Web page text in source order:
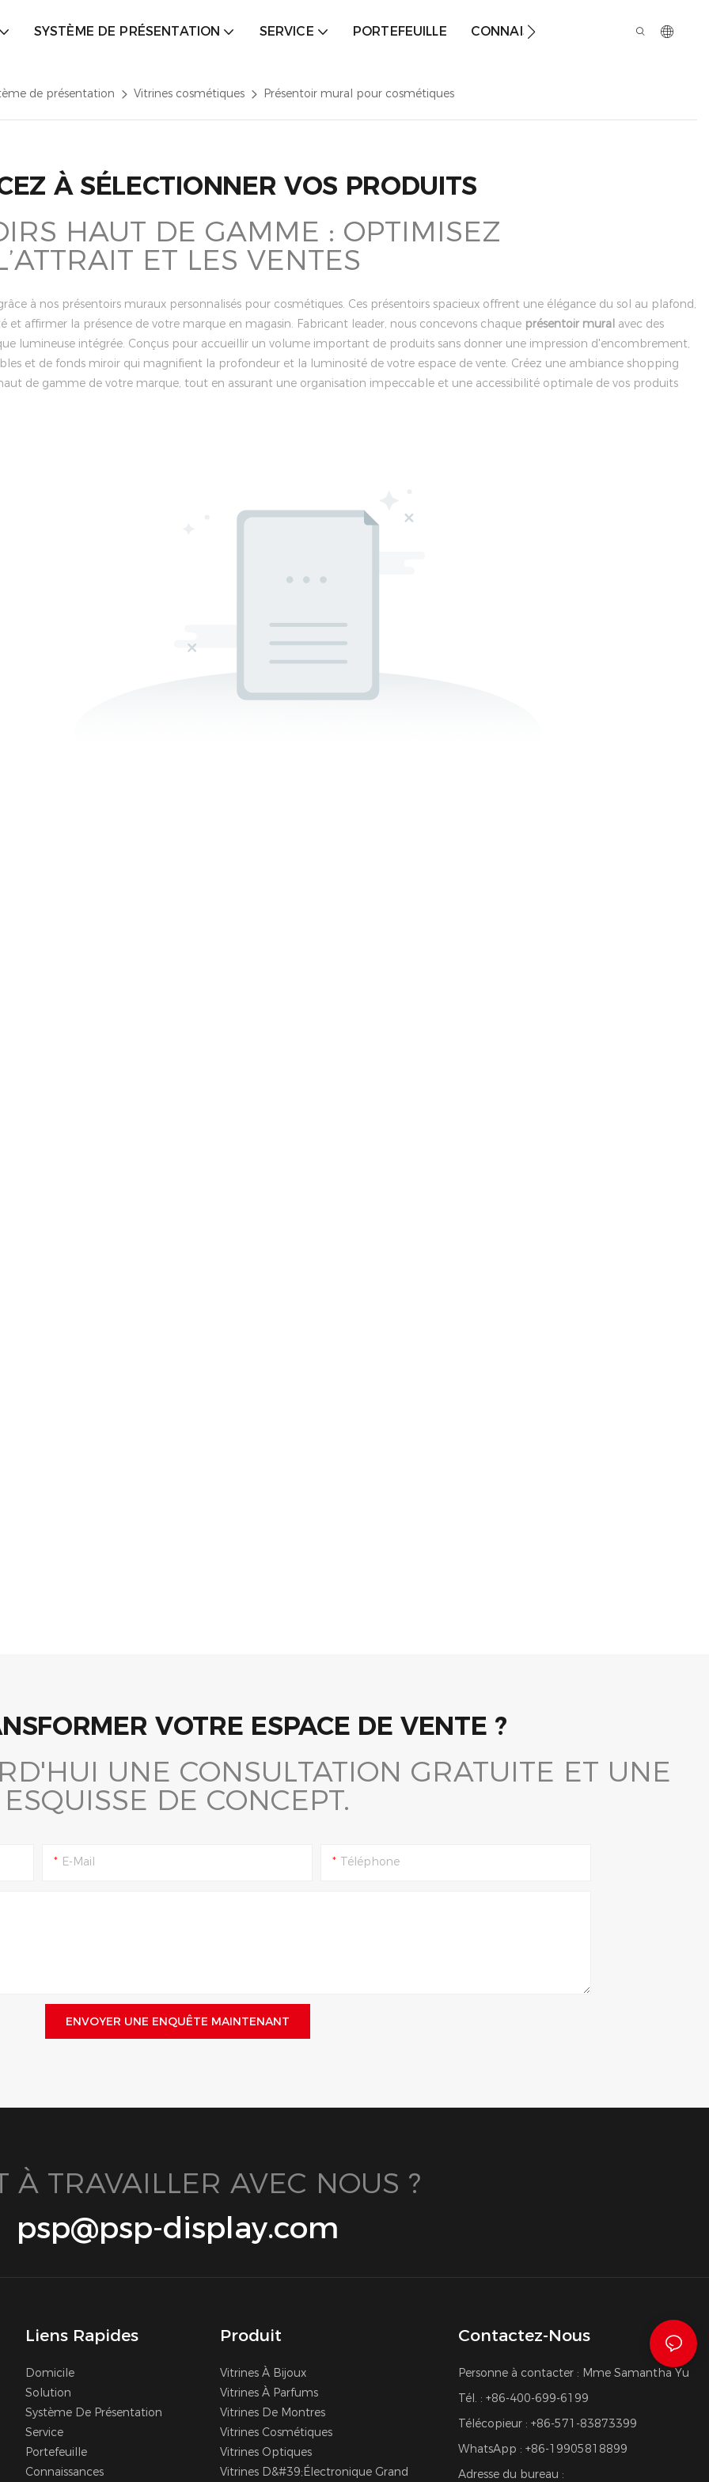
SYSTÈME DE PRÉSENTATION SERVICE PORTEFEUILLE CONNAISSANCES À PROPOS DE
de présentation Vitrines cosmétiques Présentoir mural pour cosmétiques
À SÉLECTIONNER VOS PRODUITS
HAUT DE GAMME : OPTIMISEZ
ET LES VENTES
à nos présentoirs muraux personnalisés pour cosmétiques. Ces présentoirs spacieux offrent une élégance du sol au plafond,
affirmer la présence de votre marque en magasin. Fabricant leader, nous concevons chaque présentoir mural avec des
lumineuse intégrée. Conçus pour accueillir un volume important de produits sans donner une impression d'encombrement,
et de fonds miroir qui magnifient la profondeur et la luminosité de votre espace de vente. Créez une ambiance shopping
de gamme de votre marque, tout en assurant une organisation impeccable et une accessibilité optimale de vos produits
VOTRE ESPACE DE VENTE ?
UNE CONSULTATION GRATUITE ET UNE
ESQUISSE DE CONCEPT.
E-Mail Téléphone
ENVOYER UNE ENQUÊTE MAINTENANT
À TRAVAILLER AVEC NOUS ?
psp@psp-display.com
Liens Rapides
Domicile
Solution
Système De Présentation
Service
Portefeuille
Connaissances
Produit
Vitrines À Bijoux
Vitrines À Parfums
Vitrines De Montres
Vitrines Cosmétiques
Vitrines Optiques
Vitrines D&#39;électronique Grand
Contactez-Nous
Personne à contacter : Mme Samantha Yu
Tél. : +86-400-699-6199
Télécopieur : +86-571-83873399
WhatsApp : +86-19905818899
Adresse du bureau :